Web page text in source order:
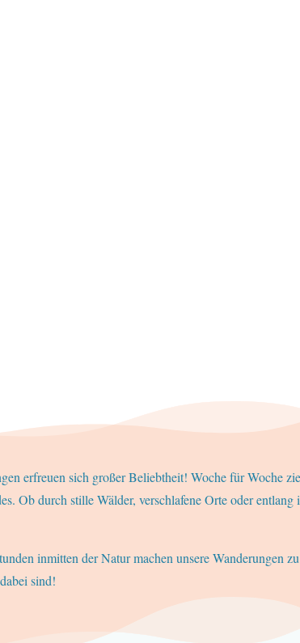
erfreuen sich großer Beliebtheit! Woche für Woche
Ob durch stille Wälder, verschlafene Orte oder
inmitten der Natur machen unsere Wanderungen
sind!